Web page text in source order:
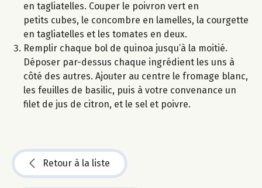
en tagliatelles. Couper le poivron vert en
petits cubes, le concombre en lamelles, la courgette
en tagliatelles et les tomates en deux.
Remplir chaque bol de quinoa jusqu’à la moitié.
Déposer par-dessus chaque ingrédient les uns à
côté des autres. Ajouter au centre le fromage blanc,
les feuilles de basilic, puis à votre convenance un
filet de jus de citron, et le sel et poivre.
Retour à la liste